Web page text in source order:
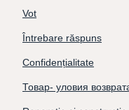
Vot
Întrebare răspuns
Confidențialitate
Товар- уловия